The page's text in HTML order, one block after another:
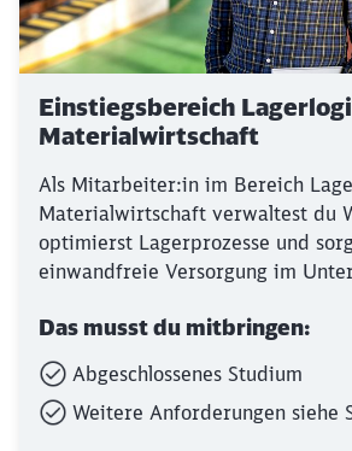
Einstiegsbereich
Materialwirtschaft
Als Mitarbeiter:in im Bereich
Materialwirtschaft verwaltest du
optimierst Lagerprozesse und
einwandfreie Versorgung im
Das musst du mitbringen:
Abgeschlossenes Studium
Weitere Anforderungen siehe